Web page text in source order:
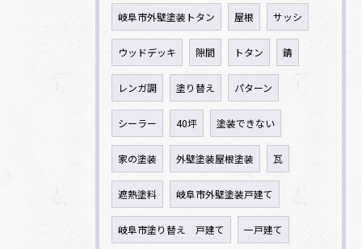
岐阜市外壁塗装トタン 屋根 サッシ
ウッドデッキ 隙間 トタン 錆
レンガ調 塗り替え パターン
シーラー 40坪 塗装できない
家の塗装 外壁塗装屋根塗装 瓦
遮熱塗料 岐阜市外壁塗装戸建て
岐阜市塗り替え 戸建て 一戸建て